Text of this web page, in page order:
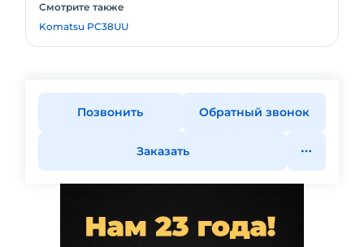
Смотрите также
Komatsu PC38UU
Позвонить Обратный звонок
Заказать